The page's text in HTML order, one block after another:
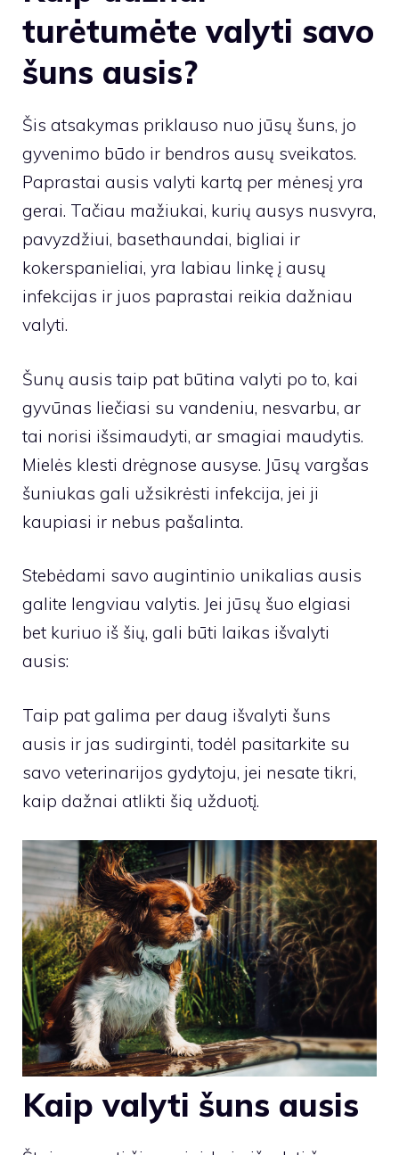
turėtumėte valyti savo
šuns ausis?
Šis atsakymas priklauso nuo jūsų šuns, jo
gyvenimo būdo ir bendros ausų sveikatos.
Paprastai ausis valyti kartą per mėnesį yra
gerai. Tačiau mažiukai, kurių ausys nusvyra,
pavyzdžiui, basethaundai, bigliai ir
kokerspanieliai, yra labiau linkę į ausų
infekcijas ir juos paprastai reikia dažniau
valyti.
Šunų ausis taip pat būtina valyti po to, kai
gyvūnas liečiasi su vandeniu, nesvarbu, ar
tai norisi išsimaudyti, ar smagiai maudytis.
Mielės klesti drėgnose ausyse. Jūsų vargšas
šuniukas gali užsikrėsti infekcija, jei ji
kaupiasi ir nebus pašalinta.
Stebėdami savo augintinio unikalias ausis
galite lengviau valytis. Jei jūsų šuo elgiasi
bet kuriuo iš šių, gali būti laikas išvalyti
ausis:
Taip pat galima per daug išvalyti šuns
ausis ir jas sudirginti, todėl pasitarkite su
savo veterinarijos gydytoju, jei nesate tikri,
kaip dažnai atlikti šią užduotį.
Kaip valyti šuns ausis